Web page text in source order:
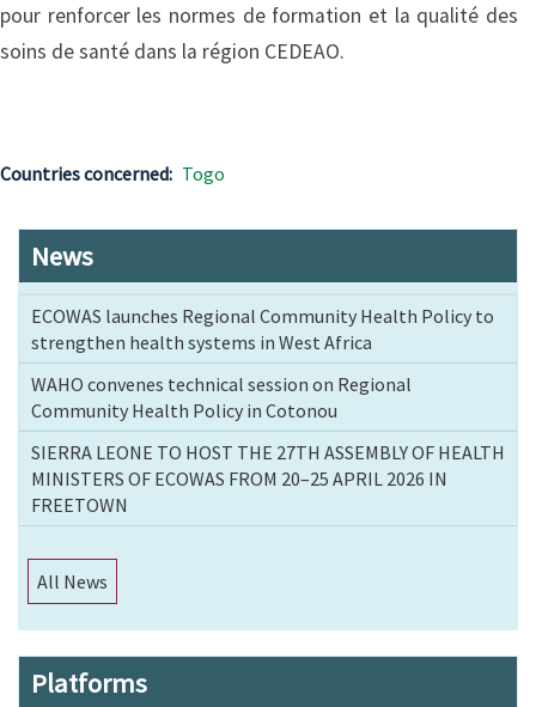
pour renforcer les normes de formation et la qualité des
soins de santé dans la région CEDEAO.
Countries concerned Togo
News
ECOWAS launches Regional Community Health Policy to
strengthen health systems in West Africa
WAHO convenes technical session on Regional
Community Health Policy in Cotonou
SIERRA LEONE TO HOST THE 27TH ASSEMBLY OF HEALTH
MINISTERS OF ECOWAS FROM 20–25 APRIL 2026 IN
FREETOWN
All News
Platforms